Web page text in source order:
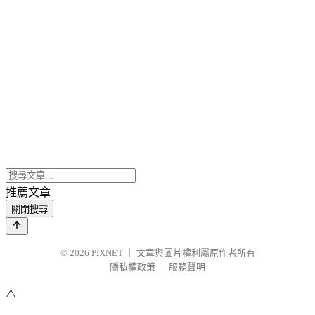
推薦文章
關閉搜尋
© 2026 PIXNET
文章與圖片權利屬原作者所有
隱私權政策
服務聲明
⚠️